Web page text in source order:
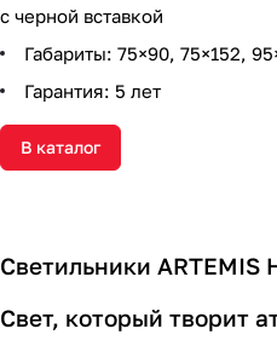
с черной вставкой
Габариты: 75×90, 75×152,
Гарантия: 5 лет
В каталог
Светильники ARTEMIS
Свет, который творит